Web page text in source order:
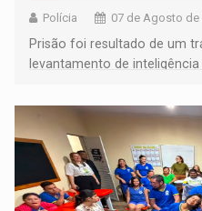
Polícia 07 de Agosto de
Prisão foi resultado de um
levantamento de inteligência